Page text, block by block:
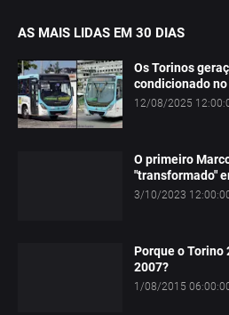
AS MAIS LIDAS EM 30 DIAS
Os Torinos
condicionado no
12/08/2025
O primeiro
"transformado"
3/10/2023
Porque o Torino
2007?
1/08/2015